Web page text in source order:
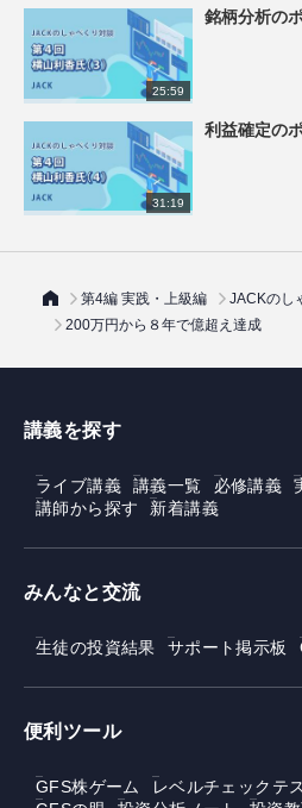
25:59
銘柄分析の
31:19
利益確定の
第4編 実践・上級編
JACKのし
200万円から８年で億超え達成
講義を探す
ライブ講義 講義一覧 必修講義
講師から探す
新着講義
みんなと交流
生徒の投資結果 サポート掲示板
便利ツール
GFS株ゲーム レベルチェックテ